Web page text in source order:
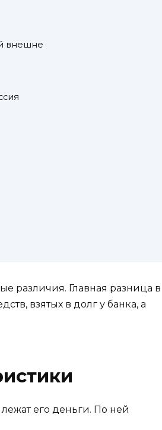
внешне
различия. Главная разница в
взятых в долг у банка, а
его деньги. По ней